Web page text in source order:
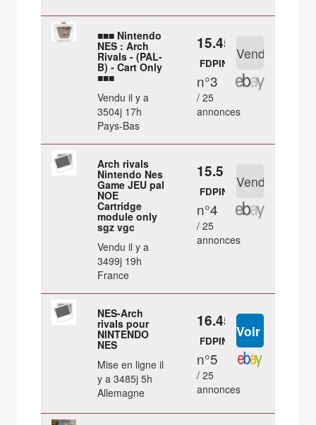
■■■ Nintendo
NES : Arch
Rivals - (PAL-
B) - Cart Only
■■■
Vendu il y a
3504j 17h
Pays-Bas
15.45 €
FDPIN
n°3
/ 25
annonces
Arch rivals
Nintendo Nes
Game JEU pal
NOE
Cartridge
module only
sgz vgc
Vendu il y a
3499j 19h
France
15.5 €
FDPIN
n°4
/ 25
annonces
NES-Arch
rivals pour
NINTENDO
NES
Mise en ligne il
y a 3485j 5h
Allemagne
16.45 €
FDPIN
n°5
/ 25
annonces